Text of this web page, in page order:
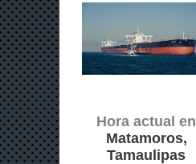
Hora actual en
Matamoros,
Tamaulipas